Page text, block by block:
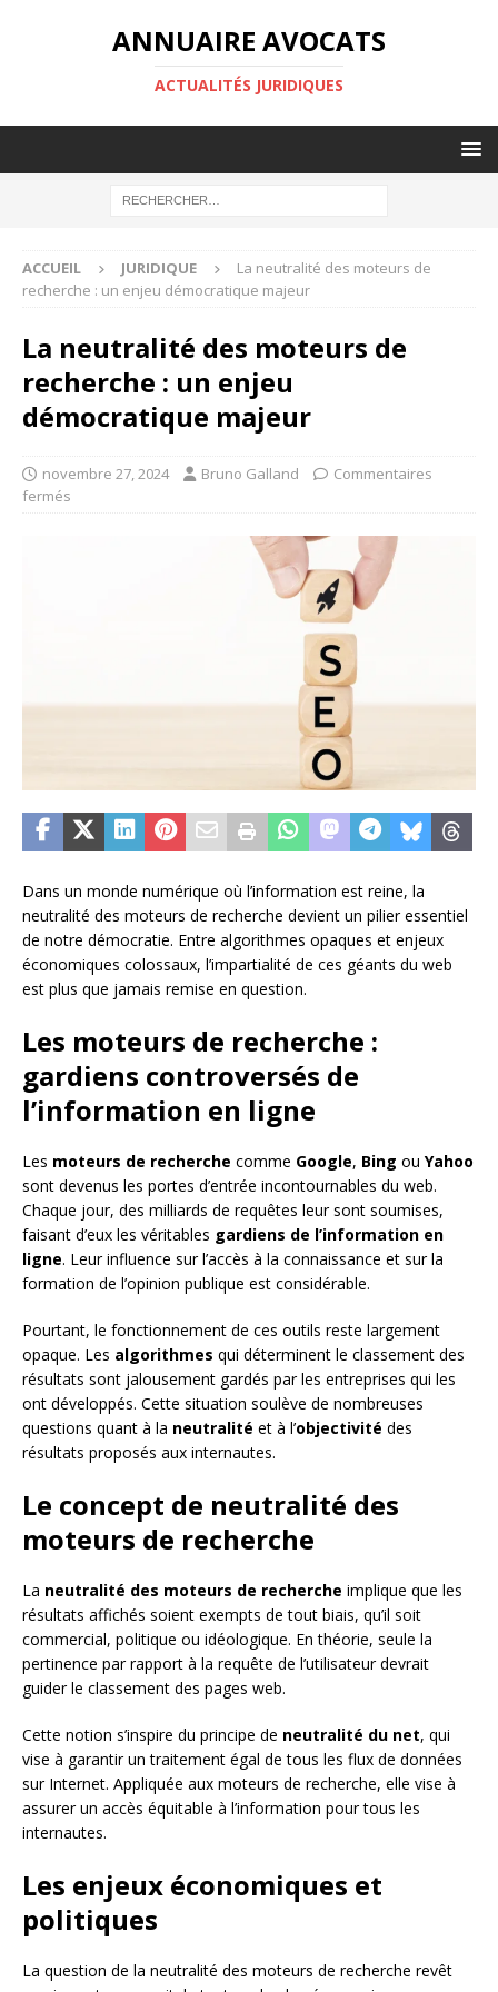
ANNUAIRE AVOCATS
ACTUALITÉS JURIDIQUES
ACCUEIL JURIDIQUE
La neutralité des moteurs de
recherche : un enjeu démocratique majeur
La neutralité des moteurs de
recherche : un enjeu
démocratique majeur
novembre 27, 2024 Bruno Galland
Commentaires
fermés
Dans un monde numérique où l’information est reine, la
neutralité des moteurs de recherche devient un pilier essentiel
de notre démocratie. Entre algorithmes opaques et enjeux
économiques colossaux, l’impartialité de ces géants du web
est plus que jamais remise en question.
Les moteurs de recherche :
gardiens controversés de
l’information en ligne
Les moteurs de recherche comme Google, Bing ou Yahoo
sont devenus les portes d’entrée incontournables du web.
Chaque jour, des milliards de requêtes leur sont soumises,
faisant d’eux les véritables gardiens de l’information en
ligne. Leur influence sur l’accès à la connaissance et sur la
formation de l’opinion publique est considérable.
Pourtant, le fonctionnement de ces outils reste largement
opaque. Les algorithmes qui déterminent le classement des
résultats sont jalousement gardés par les entreprises qui les
ont développés. Cette situation soulève de nombreuses
questions quant à la neutralité et à l’objectivité des
résultats proposés aux internautes.
Le concept de neutralité des
moteurs de recherche
La neutralité des moteurs de recherche implique que les
résultats affichés soient exempts de tout biais, qu’il soit
commercial, politique ou idéologique. En théorie, seule la
pertinence par rapport à la requête de l’utilisateur devrait
guider le classement des pages web.
Cette notion s’inspire du principe de neutralité du net, qui
vise à garantir un traitement égal de tous les flux de données
sur Internet. Appliquée aux moteurs de recherche, elle vise à
assurer un accès équitable à l’information pour tous les
internautes.
Les enjeux économiques et
politiques
La question de la neutralité des moteurs de recherche revêt